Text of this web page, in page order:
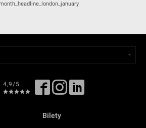
4,9/5
Bilety